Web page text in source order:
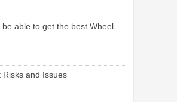
able to get the best Wheel
Risks and Issues